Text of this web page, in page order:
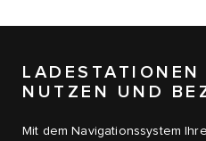
LADESTATIONEN
NUTZEN UND
Mit dem Navigationssystem